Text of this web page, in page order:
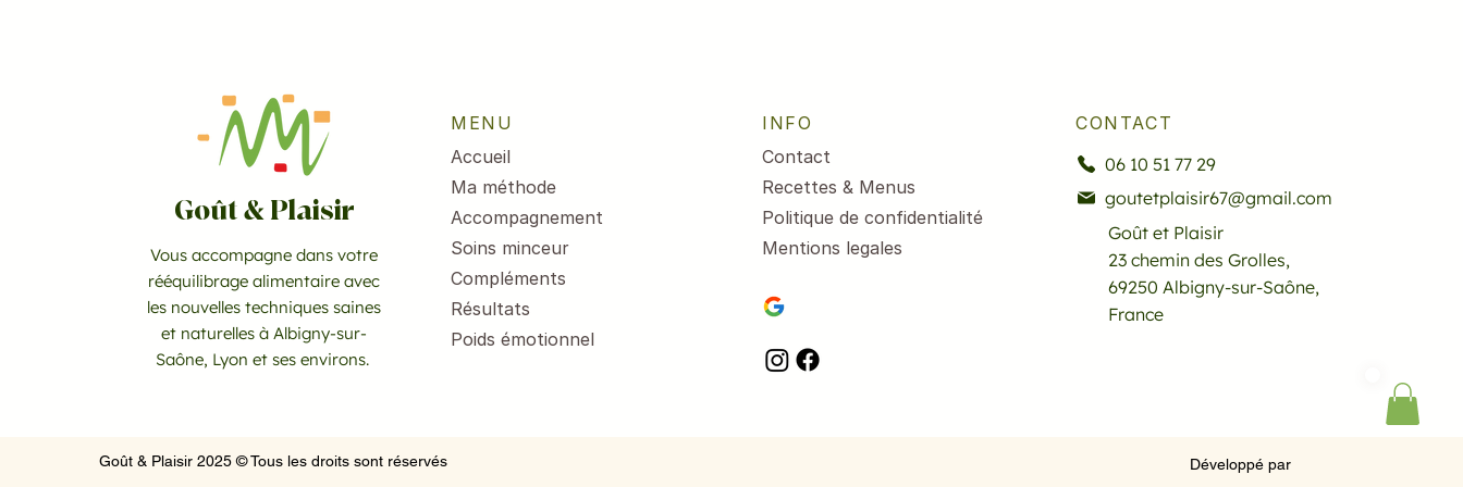
Goût & Plaisir 2025 © Tous les droits sont réservés Développé par
Goût & Plaisir
Vous accompagne dans votre
rééquilibrage alimentaire avec
les nouvelles techniques saines
et naturelles à Albigny-sur-
Saône, Lyon et ses environs.
MENU
Accueil
Ma méthode
Accompagnement
Soins minceur
Compléments
Résultats
Poids émotionnel
INFO
Contact
Recettes & Menus
Politique de confidentialité
Mentions legales
CONTACT
06 10 51 77 29
goutetplaisir67@gmail.com
Goût et Plaisir
23 chemin des Grolles,
69250 Albigny-sur-Saône,
France